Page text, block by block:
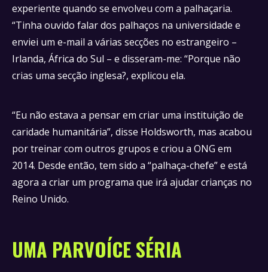
experiente quando se envolveu com a palhaçaria.
“Tinha ouvido falar dos palhaços na universidade e
enviei um e-mail a várias secções no estrangeiro –
Irlanda, África do Sul – e disseram-me: “Porque não
crias uma secção inglesa?, explicou ela.
“Eu não estava a pensar em criar uma instituição de
caridade humanitária”, disse Holdsworth, mas acabou
por treinar com outros grupos e criou a ONG em
2014. Desde então, tem sido a “palhaça-chefe” e está
agora a criar um programa que irá ajudar crianças no
Reino Unido.
UMA PARVOÍCE SÉRIA